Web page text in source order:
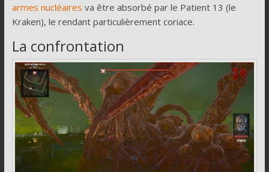
armes nucléaires va être absorbé par le Patient 13 (le
Kraken), le rendant particulièrement coriace.
La confrontation